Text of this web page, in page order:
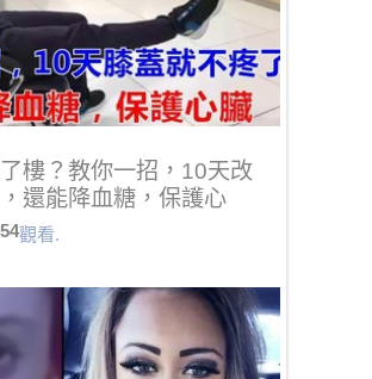
樓？教你一招，10天改
還能降血糖，保護心
觀看.